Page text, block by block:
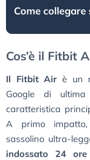
Come
Cos’è il Fitbit
Il Fitbit Air è un
Google di
caratteristica
A primo
sassolino ultra-
indossato 24